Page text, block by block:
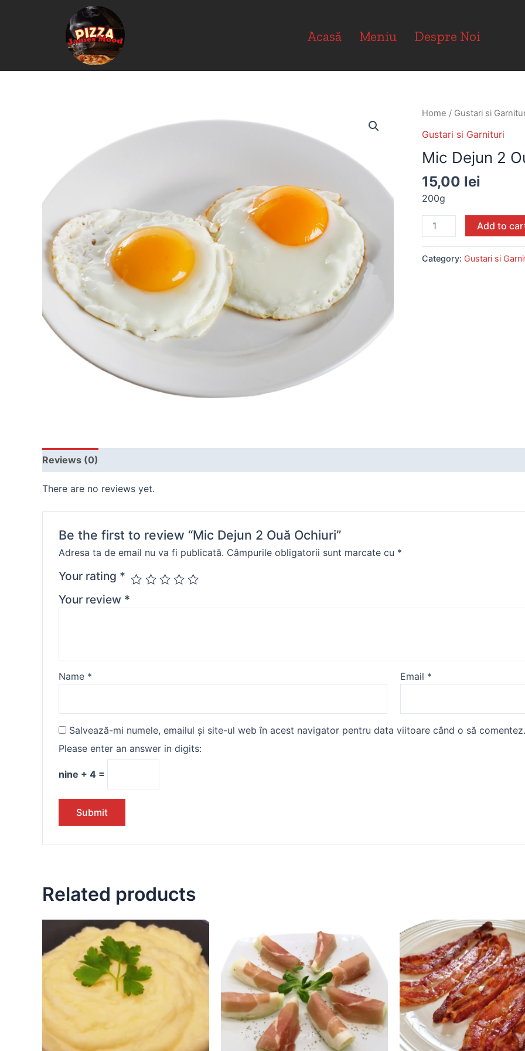
Acasă Meniu Despre Noi
Home / Gustari si
Gustari si Garnituri
Mic Dejun 2
15,00 lei
200g
Add to
Category: Gustari si
Reviews (0)
There are no reviews yet.
Be the first to review “Mic Dejun 2 Ouă Ochiuri”
Adresa ta de email nu va fi publicată. Câmpurile obligatorii sunt marcate cu *
Your rating *
Your review *
Name * Email *
Salvează-mi numele, emailul și site-ul web în acest navigator pentru data viitoare când o să comentez.
Please enter an answer in digits:
nine + 4 =
Related products